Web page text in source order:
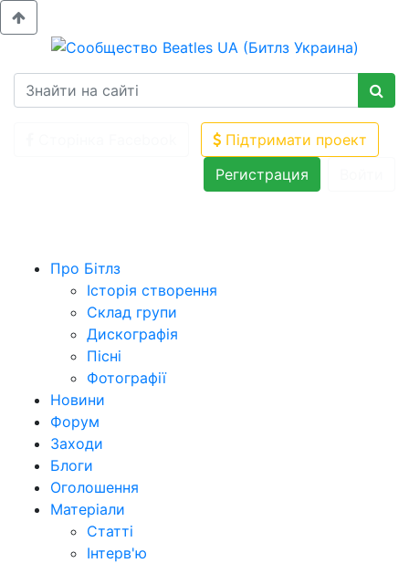
Підтримати проект
Регистрация
Про Бітлз
Історія створення
Склад групи
Дискографія
Пісні
Фотографії
Новини
Форум
Заходи
Блоги
Оголошення
Матеріали
Статті
Інтерв'ю